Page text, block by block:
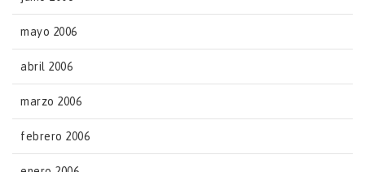
mayo 2006
abril 2006
marzo 2006
febrero 2006